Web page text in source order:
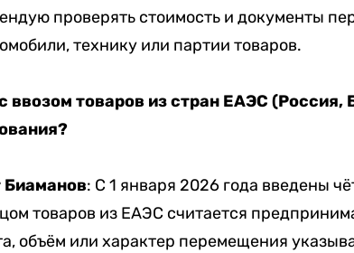
проверять стоимость и документы
технику или партии товаров.
ввозом товаров из стран ЕАЭС (Россия,
Биаманов: С 1 января 2026 года введены
товаров из ЕАЭС считается
объём или характер перемещения